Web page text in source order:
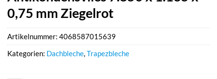
0,75 mm Ziegelrot
Artikelnummer: 4068587015639
Kategorien: Dachbleche,Trapezbleche